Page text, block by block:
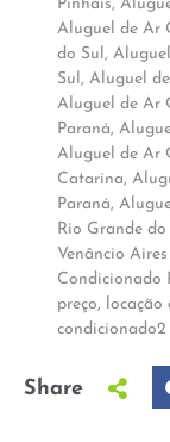
Pinhais,
Aluguel de Ar
do Sul,
Sul, Aluguel
Aluguel de Ar
Paraná,
Aluguel de Ar
Catarina,
Paraná,
Rio Grande do
Venâncio
Condicionado
preço, locação
condicionado2
Share